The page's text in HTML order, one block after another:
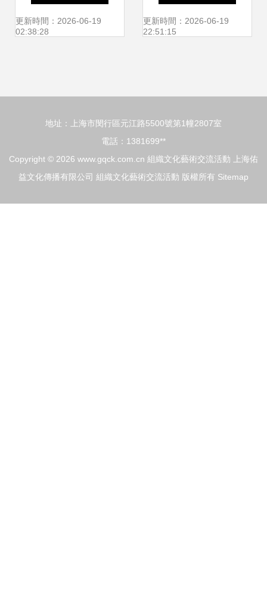
恩施職業技術學院
更新時間：2026-06-19
02:38:28
更新時間：2026-06-19
22:51:15
地址：上海市閔行區元江路5500號第1幢2807室
電話：1381699**
Copyright © 2026 www.gqck.com.cn 組織文化藝術交流活動
上海佑
益文化傳播有限公司 組織文化藝術交流活動 版權所有 Sitemap